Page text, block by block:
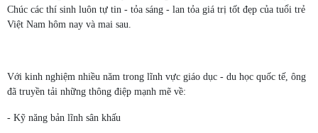
Chúc các thí sinh luôn tự tin - tỏa sáng - lan tỏa giá trị tốt đẹp của tuổi trẻ
Việt Nam hôm nay và mai sau.
Với kinh nghiệm nhiều năm trong lĩnh vực giáo dục - du học quốc tế, ông
đã truyền tải những thông điệp mạnh mẽ về:
- Kỹ năng bản lĩnh sân khấu